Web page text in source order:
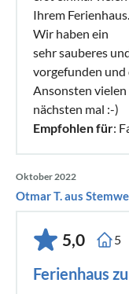
Ihrem Ferienhaus.
Wir haben ein
sehr sauberes
vorgefunden und
Ansonsten
nächsten mal :-)
Empfohlen für:
Oktober 2022
Otmar T. aus
5,0 5
Ferienhaus